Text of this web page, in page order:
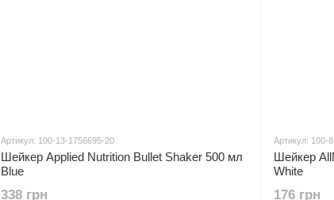
Артикул: 100-13-1756695-20
Шейкер Applied Nutrition Bullet Shaker 500 мл
Blue
338 грн
Артикул: 100-
Шейкер
White
176 грн